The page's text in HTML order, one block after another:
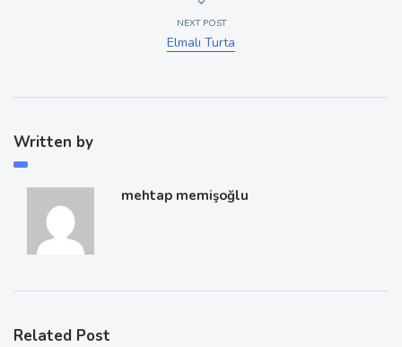
NEXT POST
Elmalı Turta
Written by
mehtap memişoğlu
Related Post